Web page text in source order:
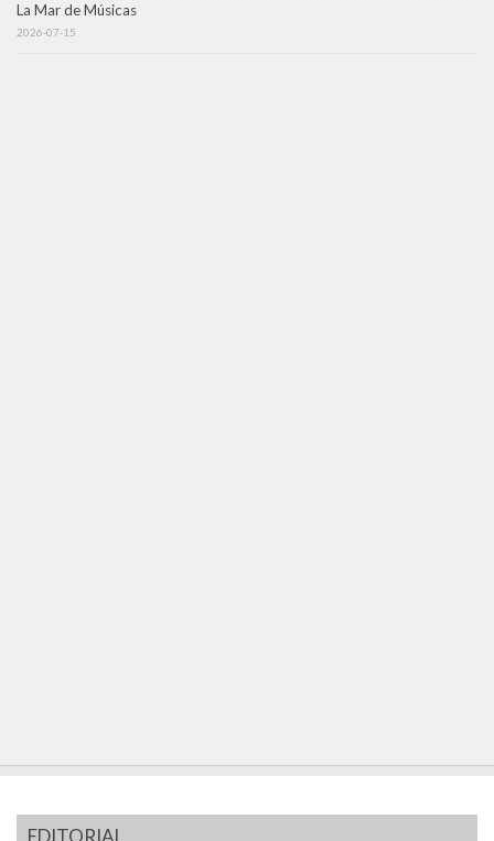
La Mar de Músicas
2026-07-15
EDITORIAL